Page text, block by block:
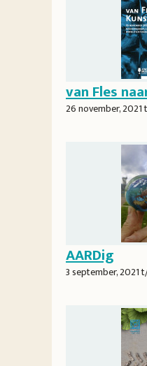
van Fles
26 november, 2021
AARDig
3 september, 2021